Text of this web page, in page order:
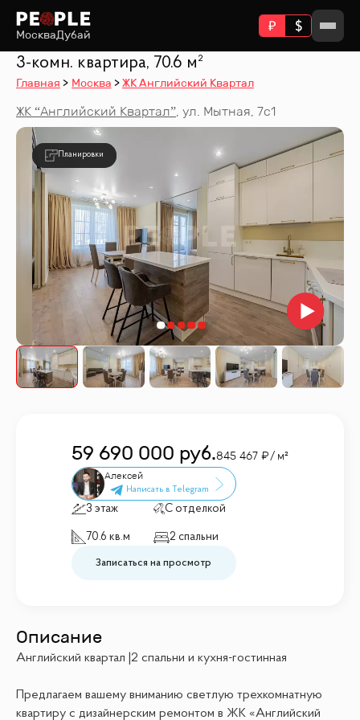
МоскваДубай
3-комн. квартира, 70.6 м²
Главная Москва ЖК Английский Квартал
ЖК “Английский Квартал”, ул. Мытная, 7с1
Планировки
59 690 000 руб.845 467 / м²
Алексей
3 этаж С отделкой
70.6 кв.м 2 спальни
Записаться на просмотр
Описание
Английский квартал |2 спальни и кухня-гостинная
Предлагаем вашему вниманию светлую трехкомнатную
квартиру с дизайнерским ремонтом в ЖК «Английский